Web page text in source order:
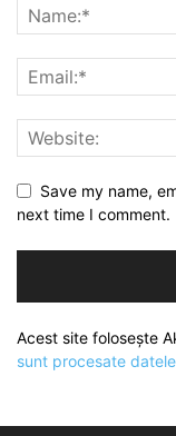
Save my name,
next time I comment.
Acest site folosește
sunt procesate